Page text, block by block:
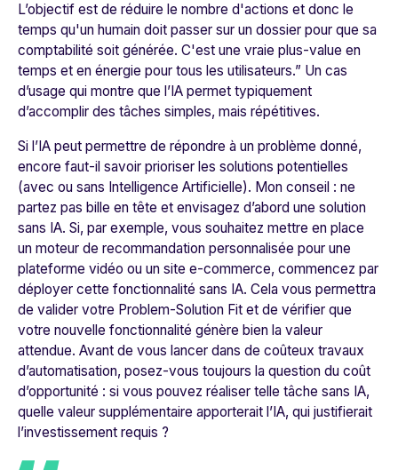
L’objectif est de réduire le nombre d'actions et donc le
temps qu'un humain doit passer sur un dossier pour que sa
comptabilité soit générée. C'est une vraie plus-value en
temps et en énergie pour tous les utilisateurs.” Un cas
d’usage qui montre que l’IA permet typiquement
d’accomplir des tâches simples, mais répétitives.
Si l’IA peut permettre de répondre à un problème donné,
encore faut-il savoir prioriser les solutions potentielles
(avec ou sans Intelligence Artificielle). Mon conseil : ne
partez pas bille en tête et envisagez d’abord une solution
sans IA. Si, par exemple, vous souhaitez mettre en place
un moteur de recommandation personnalisée pour une
plateforme vidéo ou un site e-commerce, commencez par
déployer cette fonctionnalité sans IA. Cela vous permettra
de valider votre Problem-Solution Fit et de vérifier que
votre nouvelle fonctionnalité génère bien la valeur
attendue. Avant de vous lancer dans de coûteux travaux
d’automatisation, posez-vous toujours la question du coût
d’opportunité : si vous pouvez réaliser telle tâche sans IA,
quelle valeur supplémentaire apporterait l’IA, qui justifierait
l’investissement requis ?